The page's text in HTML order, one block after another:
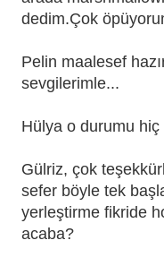
dedim.Çok
Pelin maalesef
sevgilerimle...
Hülya o durumu
Gülriz, çok
sefer böyle tek
yerleştirme fikride
acaba?